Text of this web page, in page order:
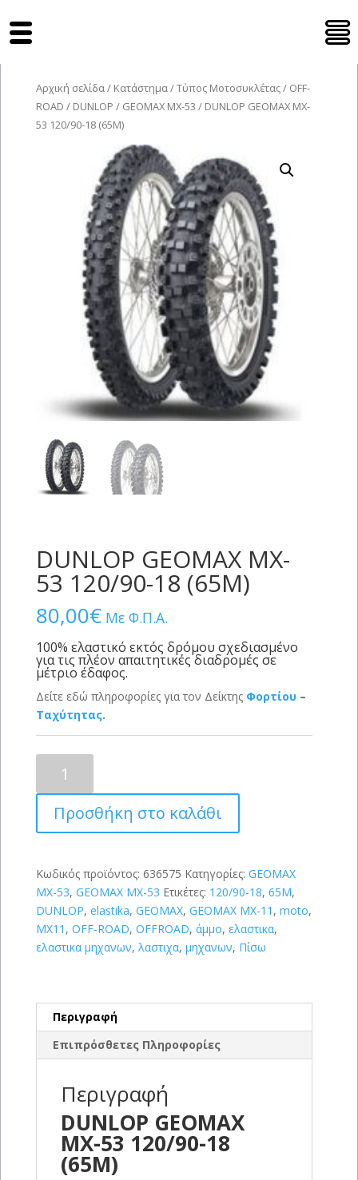
Αρχική σελίδα/ Κατάστημα/Τύπος Μοτοσυκλέτας/ OFF-
ROAD / DUNLOP / GEOMAX MX-53 / DUNLOP GEOMAX MX-
53 120/90-18 (65M)
DUNLOP GEOMAX MX-
53 120/90-18 (65M)
80,00€ Με Φ.Π.Α.
100% ελαστικό εκτός δρόμου σχεδιασμένο
για τις πλέον απαιτητικές διαδρομές σε
μέτριο έδαφος.
Δείτε εδώ πληροφορίες για τον Δείκτης Φορτίου –
Ταχύτητας.
GEOMAX
MX-
120/90-
(65M)
ποσότητα
Προσθήκη στο καλάθι
Κωδικός προϊόντος: 636575 Κατηγορίες: GEOMAX
MX-53, GEOMAX MX-53 Ετικέτες: 120/90-18, 65M,
DUNLOP, elastika, GEOMAX, GEOMAX MX-11 , moto,
MX11 , OFF-ROAD, OFFROAD, άμμο, ελαστικα,
ελαστικα μηχανων, λαστιχα, μηχανων, Πίσω
Περιγραφή
Επιπρόσθετες Πληροφορίες
Περιγραφή
DUNLOP GEOMAX
MX-53 120/90-18
(65M)